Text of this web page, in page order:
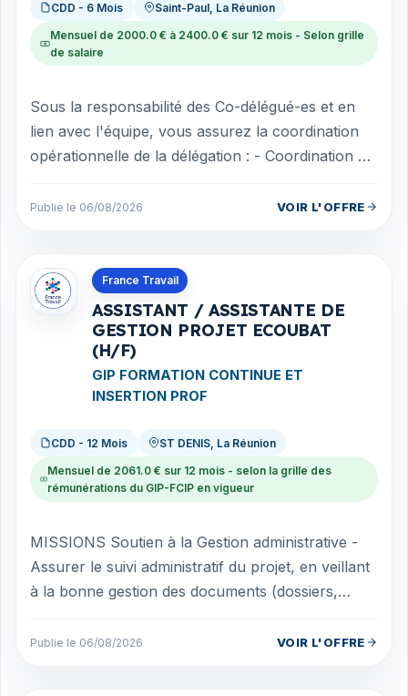
CDD - 6 Mois Saint-Paul, La Réunion
Mensuel de 2000.0 € à 2400.0 € sur 12 mois - Selon grille
de salaire
Sous la responsabilité des Co-délégué-es et en
lien avec l'équipe, vous assurez la coordination
opérationnelle de la délégation : - Coordination de
Publie le 06/08/2026 VOIR L'OFFRE
France Travail
ASSISTANT / ASSISTANTE DE
GESTION PROJET ECOUBAT
(H/F)
GIP FORMATION CONTINUE ET
INSERTION PROF
CDD - 12 Mois ST DENIS, La Réunion
Mensuel de 2061.0 € sur 12 mois - selon la grille des
rémunérations du GIP-FCIP en vigueur
MISSIONS Soutien à la Gestion administrative -
Assurer le suivi administratif du projet, en veillant
à la bonne gestion des documents (dossiers,
Publie le 06/08/2026 VOIR L'OFFRE
Offres en La Réunion